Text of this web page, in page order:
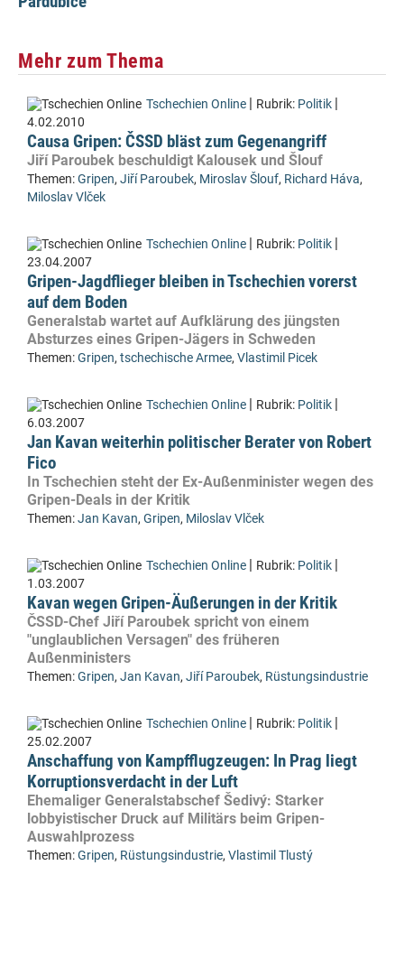
Mehr zum Thema
Tschechien Online | Rubrik: Politik |
4.02.2010
Causa Gripen: ČSSD bläst zum Gegenangriff
Jiří Paroubek beschuldigt Kalousek und Šlouf
Themen:Gripen, Jiří Paroubek, Miroslav Šlouf, Richard Háva,
Miloslav Vlček
Tschechien Online | Rubrik: Politik |
23.04.2007
Gripen-Jagdflieger bleiben in Tschechien vorerst
auf dem Boden
Generalstab wartet auf Aufklärung des jüngsten
Absturzes eines Gripen-Jägers in Schweden
Themen:Gripen, tschechische Armee, Vlastimil Picek
Tschechien Online | Rubrik: Politik |
6.03.2007
Jan Kavan weiterhin politischer Berater von Robert
Fico
In Tschechien steht der Ex-Außenminister wegen des
Gripen-Deals in der Kritik
Themen:Jan Kavan, Gripen, Miloslav Vlček
Tschechien Online | Rubrik: Politik |
1.03.2007
Kavan wegen Gripen-Äußerungen in der Kritik
ČSSD-Chef Jiří Paroubek spricht von einem
"unglaublichen Versagen" des früheren
Außenministers
Themen:Gripen, Jan Kavan, Jiří Paroubek, Rüstungsindustrie
Tschechien Online | Rubrik: Politik |
25.02.2007
Anschaffung von Kampfflugzeugen: In Prag liegt
Korruptionsverdacht in der Luft
Ehemaliger Generalstabschef Šedivý: Starker
lobbyistischer Druck auf Militärs beim Gripen-
Auswahlprozess
Themen:Gripen, Rüstungsindustrie, Vlastimil Tlustý